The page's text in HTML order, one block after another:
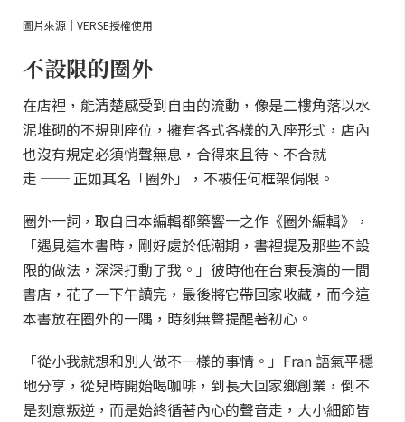
圖片來源｜VERSE授權使用
不設限的圈外
在店裡，能清楚感受到自由的流動，像是二樓角落以水
泥堆砌的不規則座位，擁有各式各樣的入座形式，店內
也沒有規定必須悄聲無息，合得來且待、不合就
走 ── 正如其名「圈外」，不被任何框架侷限。
圈外一詞，取自日本編輯都築響一之作《圈外編輯》，
「遇見這本書時，剛好處於低潮期，書裡提及那些不設
限的做法，深深打動了我。」彼時他在台東長濱的一間
書店，花了一下午讀完，最後將它帶回家收藏，而今這
本書放在圈外的一隅，時刻無聲提醒著初心。
「從小我就想和別人做不一樣的事情。」Fran 語氣平穩
地分享，從兒時開始喝咖啡，到長大回家鄉創業，倒不
是刻意叛逆，而是始終循著內心的聲音走，大小細節皆